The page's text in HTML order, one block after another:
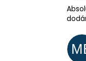
hvězdiček.